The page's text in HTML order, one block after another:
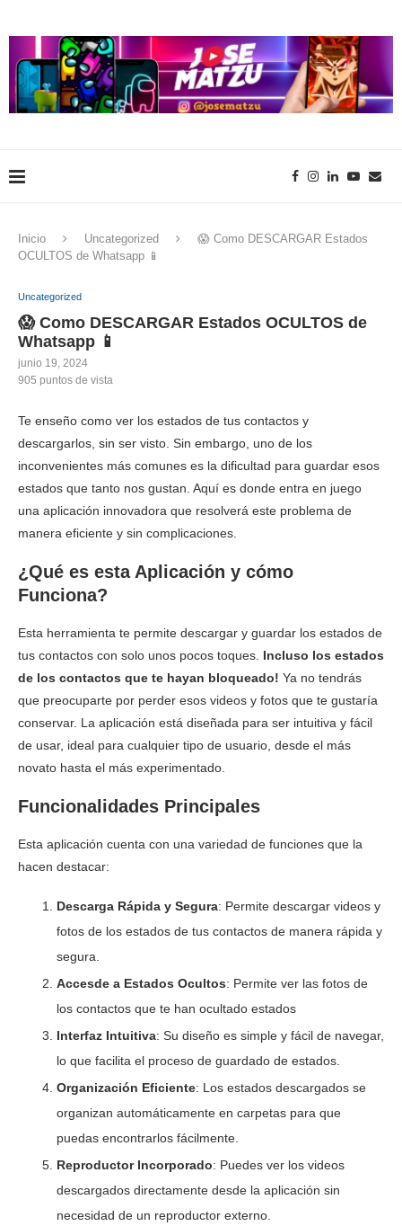
Inicio Uncategorized
😱 Como DESCARGAR Estados
OCULTOS de Whatsapp 📱
Uncategorized
😱 Como DESCARGAR Estados OCULTOS de
Whatsapp 📱
junio 19, 2024
905 puntos de vista
Te enseño como ver los estados de tus contactos y
descargarlos, sin ser visto. Sin embargo, uno de los
inconvenientes más comunes es la dificultad para guardar esos
estados que tanto nos gustan. Aquí es donde entra en juego
una aplicación innovadora que resolverá este problema de
manera eficiente y sin complicaciones.
¿Qué es esta Aplicación y cómo
Funciona?
Esta herramienta te permite descargar y guardar los estados de
tus contactos con solo unos pocos toques. Incluso los estados
de los contactos que te hayan bloqueado! Ya no tendrás
que preocuparte por perder esos videos y fotos que te gustaría
conservar. La aplicación está diseñada para ser intuitiva y fácil
de usar, ideal para cualquier tipo de usuario, desde el más
novato hasta el más experimentado.
Funcionalidades Principales
Esta aplicación cuenta con una variedad de funciones que la
hacen destacar:
Descarga Rápida y Segura: Permite descargar videos y
fotos de los estados de tus contactos de manera rápida y
segura.
Accesde a Estados Ocultos: Permite ver las fotos de
los contactos que te han ocultado estados
Interfaz Intuitiva: Su diseño es simple y fácil de navegar,
lo que facilita el proceso de guardado de estados.
Organización Eficiente: Los estados descargados se
organizan automáticamente en carpetas para que
puedas encontrarlos fácilmente.
Reproductor Incorporado: Puedes ver los videos
descargados directamente desde la aplicación sin
necesidad de un reproductor externo.